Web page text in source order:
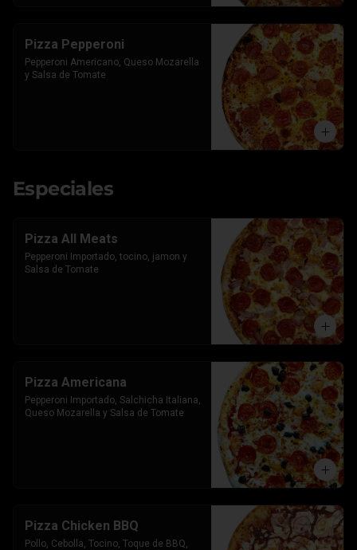
Pizza Pepperoni
Pepperoni Americano, Queso Mozarella
y Salsa de Tomate
Especiales
Pizza All Meats
Pepperoni Importado, tocino, jamon y
Salsa de Tomate
Pizza Americana
Pepperoni Importado, Salchicha Italiana,
Queso Mozarella y Salsa de Tomate
Pizza Chicken BBQ
Pollo, Cebolla, Tocino, Toque de BBQ,